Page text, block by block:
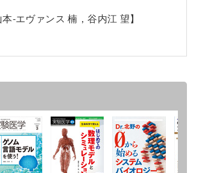
-エヴァンス 楠，谷内江 望】